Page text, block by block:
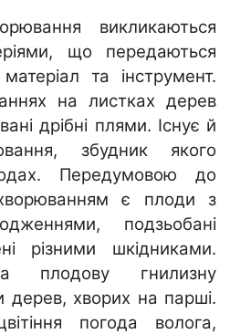
викликаються
що передаються
та інструмент.
на листках дерев
дрібні плями. Існує й
збудник якого
Передумовою до
є плоди з
подзьобані
різними шкідниками.
гнилизну
дерев, хворих на парші.
погода волога,